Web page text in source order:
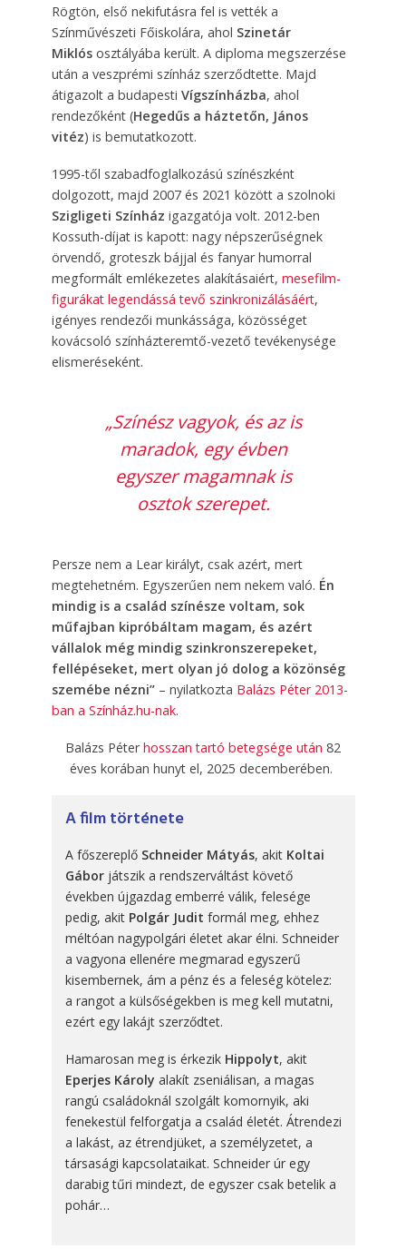
Rögtön, első nekifutásra fel is vették a
Színművészeti Főiskolára, ahol Szinetár
Miklósosztályába került. A diploma megszerzése
után a veszprémi színház szerződtette. Majd
átigazolt a budapesti Vígszínházba, ahol
rendezőként (Hegedűs a háztetőn, János
vitéz) is bemutatkozott.
1995-től szabadfoglalkozású színészként
dolgozott, majd 2007 és 2021 között a szolnoki
Szigligeti Színház igazgatója volt. 2012-ben
Kossuth-díjat is kapott: nagy népszerűségnek
örvendő, groteszk bájjal és fanyar humorral
megformált emlékezetes alakításaiért, mesefilm-
figurákat legendássá tevő szinkronizálásáért,
igényes rendezői munkássága, közösséget
kovácsoló színházteremtő-vezető tevékenysége
elismeréseként.
„Színész vagyok, és az is
maradok, egy évben
egyszer magamnak is
osztok szerepet.
Persze nem a Lear királyt, csak azért, mert
megtehetném. Egyszerűen nem nekem való. Én
mindig is a család színésze voltam, sok
műfajban kipróbáltam magam, és azért
vállalok még mindig szinkronszerepeket,
fellépéseket, mert olyan jó dolog a közönség
szemébe nézni” – nyilatkozta Balázs Péter 2013-
ban a Színház.hu-nak.
Balázs Péterhosszan tartó betegsége után 82
éves korában hunyt el, 2025 decemberében.
A film története
A főszereplőSchneider Mátyás, akit Koltai
Gáborjátszik a rendszerváltást követő
években újgazdag emberré válik, felesége
pedig, akit Polgár Judit formál meg, ehhez
méltóan nagypolgári életet akar élni. Schneider
a vagyona ellenére megmarad egyszerű
kisembernek, ám a pénz és a feleség kötelez:
a rangot a külsőségekben is meg kell mutatni,
ezért egy lakájt szerződtet.
Hamarosan meg is érkezik Hippolyt, akit
Eperjes Károly alakít zseniálisan, a magas
rangú családoknál szolgált komornyik, aki
fenekestül felforgatja a család életét. Átrendezi
a lakást, az étrendjüket, a személyzetet, a
társasági kapcsolataikat. Schneider úr egy
darabig tűri mindezt, de egyszer csak betelik a
pohár…